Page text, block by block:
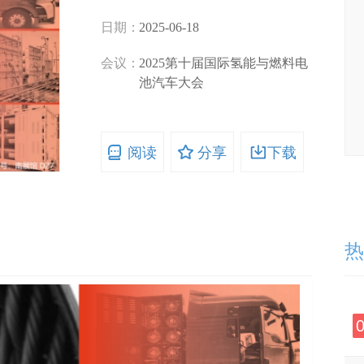
日期： 2025-06-18
会议： 2025第十届国际氢能与燃料电
池汽车大会
阅读 分享 下载